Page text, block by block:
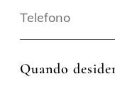
Quando